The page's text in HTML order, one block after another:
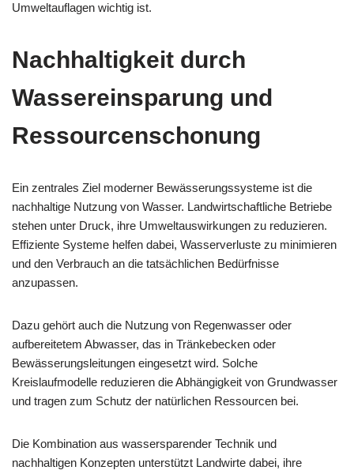
Umweltauflagen wichtig ist.
Nachhaltigkeit durch
Wassereinsparung und
Ressourcenschonung
Ein zentrales Ziel moderner Bewässerungssysteme ist die
nachhaltige Nutzung von Wasser. Landwirtschaftliche Betriebe
stehen unter Druck, ihre Umweltauswirkungen zu reduzieren.
Effiziente Systeme helfen dabei, Wasserverluste zu minimieren
und den Verbrauch an die tatsächlichen Bedürfnisse
anzupassen.
Dazu gehört auch die Nutzung von Regenwasser oder
aufbereitetem Abwasser, das in Tränkebecken oder
Bewässerungsleitungen eingesetzt wird. Solche
Kreislaufmodelle reduzieren die Abhängigkeit von Grundwasser
und tragen zum Schutz der natürlichen Ressourcen bei.
Die Kombination aus wassersparender Technik und
nachhaltigen Konzepten unterstützt Landwirte dabei, ihre